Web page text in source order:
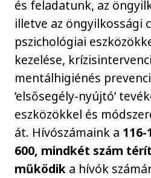
és feladatunk, az
illetve az öngyilkossági
pszichológiai
kezelése,
mentálhigiénés
’elsősegély-nyújtó’
eszközökkel és
át. Hívószámaink a 116-
600, mindkét szám
működik a hívók